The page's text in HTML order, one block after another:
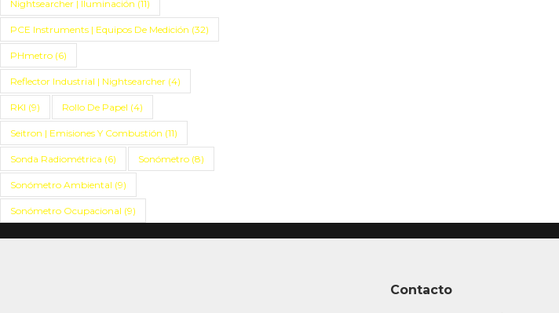
Nightsearcher | Iluminación (11)
PCE Instruments | Equipos De Medición (32)
PHmetro (6)
Reflector Industrial | Nightsearcher (4)
RKI (9) Rollo De Papel (4)
Seitron | Emisiones Y Combustión (11)
Sonda Radiométrica (6) Sonómetro (8)
Sonómetro Ambiental (9)
Sonómetro Ocupacional (9)
Contacto